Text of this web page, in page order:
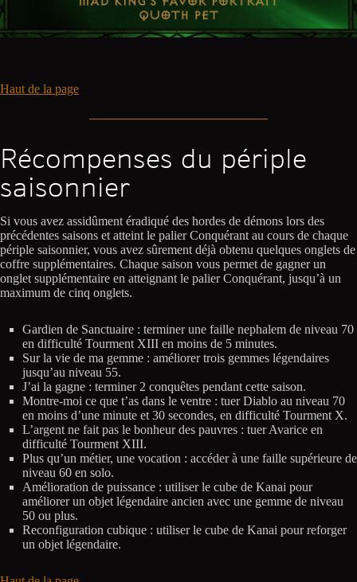
Haut de la page
Récompenses du périple
saisonnier
Si vous avez assidûment éradiqué des hordes de démons lors des
précédentes saisons et atteint le palier Conquérant au cours de chaque
périple saisonnier, vous avez sûrement déjà obtenu quelques onglets de
coffre supplémentaires. Chaque saison vous permet de gagner un
onglet supplémentaire en atteignant le palier Conquérant, jusqu’à un
maximum de cinq onglets.
Gardien de Sanctuaire : terminer une faille nephalem de niveau 70
en difficulté Tourment XIII en moins de 5 minutes.
Sur la vie de ma gemme : améliorer trois gemmes légendaires
jusqu’au niveau 55.
J’ai la gagne : terminer 2 conquêtes pendant cette saison.
Montre-moi ce que t’as dans le ventre : tuer Diablo au niveau 70
en moins d’une minute et 30 secondes, en difficulté Tourment X.
L’argent ne fait pas le bonheur des pauvres : tuer Avarice en
difficulté Tourment XIII.
Plus qu’un métier, une vocation : accéder à une faille supérieure de
niveau 60 en solo.
Amélioration de puissance : utiliser le cube de Kanai pour
améliorer un objet légendaire ancien avec une gemme de niveau
50 ou plus.
Reconfiguration cubique : utiliser le cube de Kanai pour reforger
un objet légendaire.